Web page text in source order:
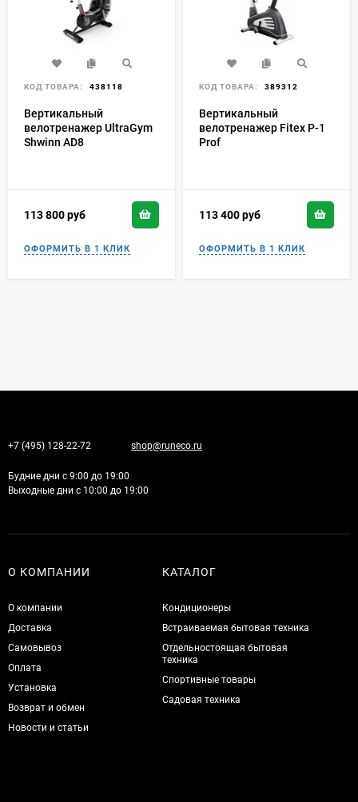
КОД ТОВАРА: 438118
Вертикальный
велотренажер UltraGym
Shwinn AD8
113 800руб
КОД ТОВАРА: 389312
Вертикальный
велотренажер Fitex P-1
Prof
113 400руб
+7 (495) 128-22-72 shop@runeco.ru
Будние дни с 9:00 до 19:00
Выходные дни с 10:00 до 19:00
О КОМПАНИИ
О компании
Доставка
Самовывоз
Оплата
Установка
Возврат и обмен
Новости и статьи
КАТАЛОГ
Кондиционеры
Встраиваемая бытовая техника
Отдельностоящая бытовая
техника
Спортивные товары
Садовая техника